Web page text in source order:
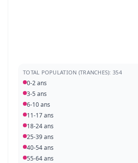
TOTAL POPULATION (TRANCHES): 354
0-2 ans
3-5 ans
6-10 ans
11-17 ans
18-24 ans
25-39 ans
40-54 ans
55-64 ans